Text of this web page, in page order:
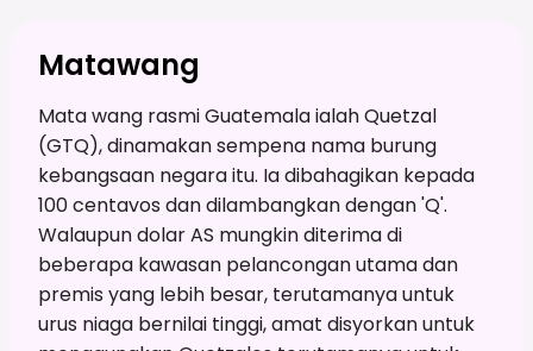
Matawang
Mata wang rasmi Guatemala ialah Quetzal
(GTQ), dinamakan sempena nama burung
kebangsaan negara itu. Ia dibahagikan kepada
100 centavos dan dilambangkan dengan 'Q'.
Walaupun dolar AS mungkin diterima di
beberapa kawasan pelancongan utama dan
premis yang lebih besar, terutamanya untuk
urus niaga bernilai tinggi, amat disyorkan untuk